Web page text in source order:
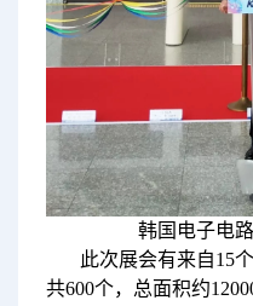
韩国电子电
此次展会有来自15
共600个，总面积约